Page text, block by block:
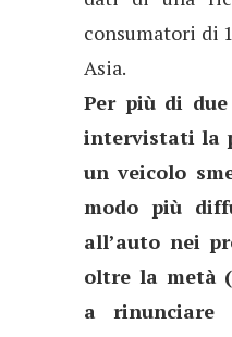
consumatori di
Asia.
Per più di
intervistati la
un veicolo
modo più
all’auto nei
oltre la metà
a rinunciare